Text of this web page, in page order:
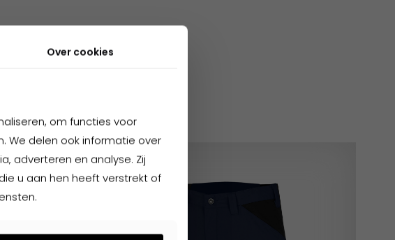
Over cookies
om functies voor
We delen ook informatie over
adverteren en analyse. Zij
u aan hen heeft verstrekt of